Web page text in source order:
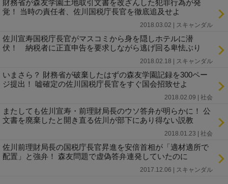
財務省が森友学園土地取引文書を改ざんした犯罪行為が発
覚！ 当時の責任者、佐川国税庁長官を徹底追及せよ
2018.03.02 | スキャンダル
佐川宣寿国税庁長官がマスコミから身を隠しホテルに潜
伏！ 納税者に正直申告を要求しながら逃げ回る卑怯ぶり
2018.02.18 | スキャンダル
いまさら？ 財務省が破棄したはずの森友学園記録を300ペー
ジ提出！ 嘘確定の佐川国税庁長官をすぐ国会招致せよ
2018.02.09 | 社会
またしても佐川宣寿・前理財局長のウソ答弁が明らかに！ 公
文書を廃棄したと開き直る佐川が部下にあり得ない説教
2018.01.23 | 社会
佐川前理財局長の国税庁長官昇進を安倍首相が「適材適所で
配置」と強弁！ 森友問題で虚偽答弁連発していたのに
2017.12.06 | スキャンダル